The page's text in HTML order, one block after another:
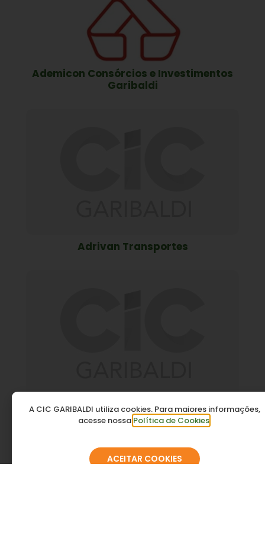
Ademicon Consórcios e Investimentos
Garibaldi
Adrivan Transportes
Affinidad
A CIC GARIBALDI utiliza cookies. Para maiores informações,
acesse nossa Política de Cookies.
ACEITAR COOKIES